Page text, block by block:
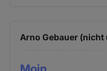
Arno Gebauer